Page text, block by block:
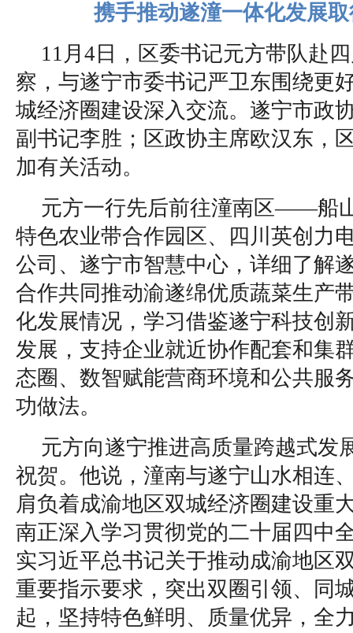
携手推动遂潼一体化发展
11月4日，区委书记元方带队赴
察，与遂宁市委书记严卫东围绕更
城经济圈建设深入交流。遂宁市政
副书记李胜；区政协主席欧汉东，
加有关活动。
元方一行先后前往潼南区——船
特色农业带合作园区、四川英创力
公司、遂宁市智慧中心，详细了解
合作共同推动渝遂绵优质蔬菜生产
化发展情况，学习借鉴遂宁科技创
发展，支持企业就近协作配套和集
态圈、数智赋能营商环境和公共服
功做法。
元方向遂宁推进高质量跨越式发
祝贺。他说，潼南与遂宁山水相连
肩负着成渝地区双城经济圈建设重
南正深入学习贯彻党的二十届四中
实习近平总书记关于推动成渝地区
重要指示要求，突出双圈引领、同
起，坚持特色鲜明、质量优异，全